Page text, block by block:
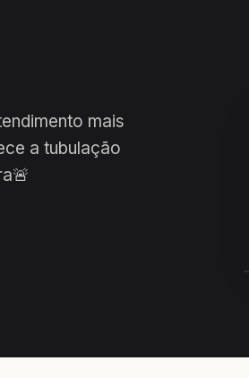
mais
a tubulação